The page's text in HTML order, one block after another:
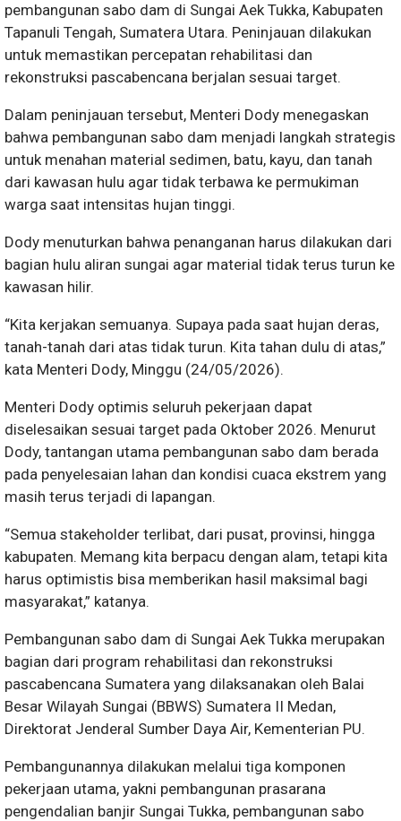
pembangunan sabo dam di Sungai Aek Tukka, Kabupaten
Tapanuli Tengah, Sumatera Utara. Peninjauan dilakukan
untuk memastikan percepatan rehabilitasi dan
rekonstruksi pascabencana berjalan sesuai target.
Dalam peninjauan tersebut, Menteri Dody menegaskan
bahwa pembangunan sabo dam menjadi langkah strategis
untuk menahan material sedimen, batu, kayu, dan tanah
dari kawasan hulu agar tidak terbawa ke permukiman
warga saat intensitas hujan tinggi.
Dody menuturkan bahwa penanganan harus dilakukan dari
bagian hulu aliran sungai agar material tidak terus turun ke
kawasan hilir.
“Kita kerjakan semuanya. Supaya pada saat hujan deras,
tanah-tanah dari atas tidak turun. Kita tahan dulu di atas,”
kata Menteri Dody, Minggu (24/05/2026).
Menteri Dody optimis seluruh pekerjaan dapat
diselesaikan sesuai target pada Oktober 2026. Menurut
Dody, tantangan utama pembangunan sabo dam berada
pada penyelesaian lahan dan kondisi cuaca ekstrem yang
masih terus terjadi di lapangan.
“Semua stakeholder terlibat, dari pusat, provinsi, hingga
kabupaten. Memang kita berpacu dengan alam, tetapi kita
harus optimistis bisa memberikan hasil maksimal bagi
masyarakat,” katanya.
Pembangunan sabo dam di Sungai Aek Tukka merupakan
bagian dari program rehabilitasi dan rekonstruksi
pascabencana Sumatera yang dilaksanakan oleh Balai
Besar Wilayah Sungai (BBWS) Sumatera II Medan,
Direktorat Jenderal Sumber Daya Air, Kementerian PU.
Pembangunannya dilakukan melalui tiga komponen
pekerjaan utama, yakni pembangunan prasarana
pengendalian banjir Sungai Tukka, pembangunan sabo